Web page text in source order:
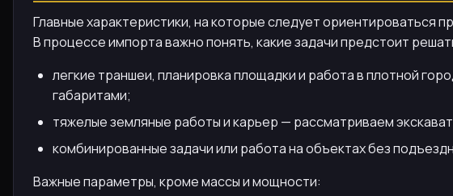
Главные характеристики, на которые следует ориентироваться
В процессе импорта важно понять, какие задачи предстоит
легкие траншеи, планировка площадки и работа в плотной
габаритами;
тяжелые земляные работы и карьер — рассматриваем
комбинированные задачи или работа на объектах без
Важные параметры, кроме массы и мощности: